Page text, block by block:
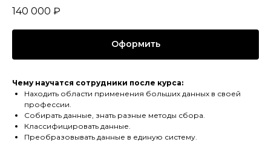
140 000 ₽
Оформить
Чему научатся сотрудники после курса:
Находить области применения больших данных в своей
профессии.
Собирать данные, знать разные методы сбора.
Классифицировать данные.
Преобразовывать данные в единую систему.